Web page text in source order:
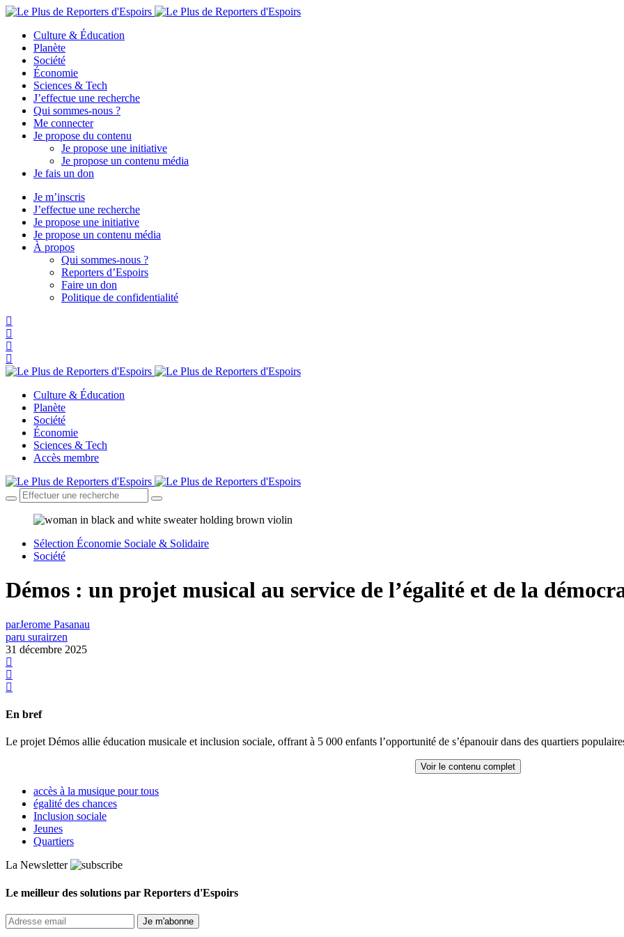
Culture & Éducation
Planète
Société
Économie
Sciences & Tech
J’effectue une recherche
Qui sommes-nous ?
Me connecter
Je propose du contenu
Je propose une initiative
Je propose un contenu média
Je fais un don
Je m’inscris
J’effectue une recherche
Je propose une initiative
Je propose un contenu média
À propos
Qui sommes-nous ?
Reporters d’Espoirs
Faire un don
Politique de confidentialité
Culture & Éducation
Planète
Société
Économie
Sciences & Tech
Accès membre
Sélection Économie Sociale & Solidaire
Société
Démos : un projet musical au service de l’égalité et de la
parJerome Pasanau
paru surairzen
31 décembre 2025
En bref
Le projet Démos allie éducation musicale et inclusion sociale, offrant à 5 000 enfants l’opportunité de s’épanouir dans des quartiers
Voir le contenu complet
accès à la musique pour tous
égalité des chances
Inclusion sociale
Jeunes
Quartiers
La Newsletter
Le meilleur des solutions par Reporters d'Espoirs